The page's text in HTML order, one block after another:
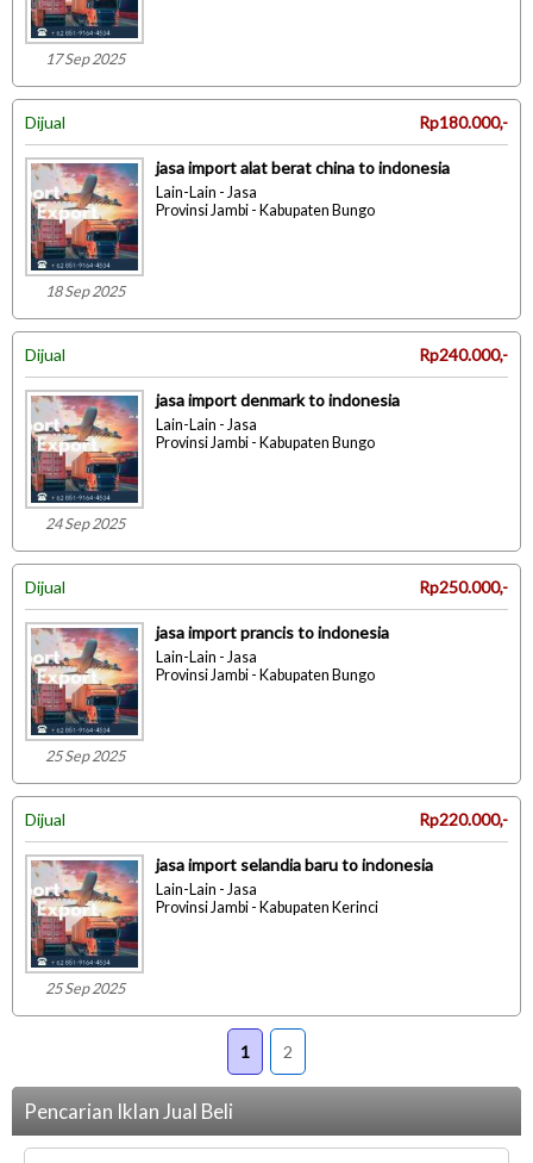
17 Sep 2025
Dijual Rp180.000,-
18 Sep 2025
jasa import alat berat china to indonesia
Lain-Lain - Jasa
Provinsi Jambi - Kabupaten Bungo
Dijual Rp240.000,-
24 Sep 2025
jasa import denmark to indonesia
Lain-Lain - Jasa
Provinsi Jambi - Kabupaten Bungo
Dijual Rp250.000,-
25 Sep 2025
jasa import prancis to indonesia
Lain-Lain - Jasa
Provinsi Jambi - Kabupaten Bungo
Dijual Rp220.000,-
25 Sep 2025
jasa import selandia baru to indonesia
Lain-Lain - Jasa
Provinsi Jambi - Kabupaten Kerinci
1 2
Pencarian Iklan Jual Beli